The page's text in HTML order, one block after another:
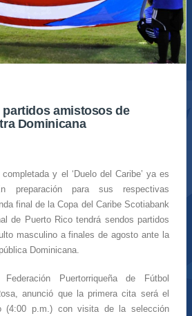
amistosos de
Dominicana
completada y el ‘Duelo del Caribe’ ya es
preparación para sus respectivas
final de la Copa del Caribe Scotiabank
de Puerto Rico tendrá sendos partidos
masculino a finales de agosto ante la
Dominicana.
Puertorriqueña de Fútbol
anunció que la primera cita será el
(4:00 p.m.) con visita de la selección